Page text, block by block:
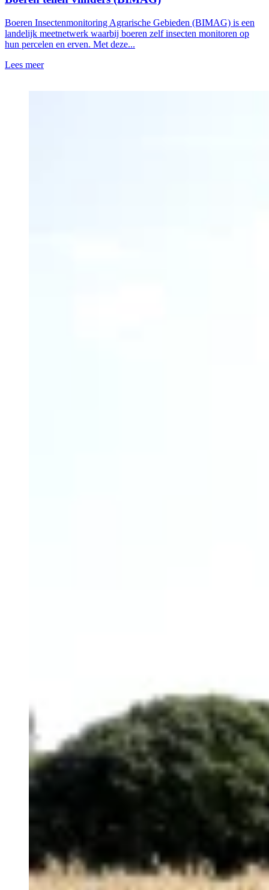
Boeren Insectenmonitoring Agrarische Gebieden (BIMAG) is een
landelijk meetnetwerk waarbij boeren zelf insecten monitoren op
hun percelen en erven. Met deze...
Lees meer